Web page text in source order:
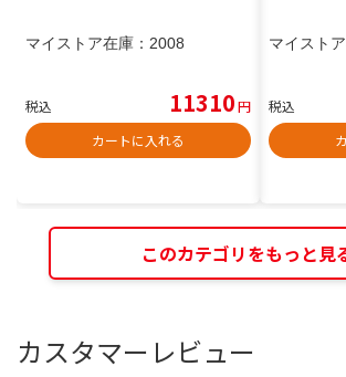
マイストア在庫： 2008
税込 11310円
カートに入れる
マイストア
税込
このカテゴリをもっと見
カスタマーレビュー